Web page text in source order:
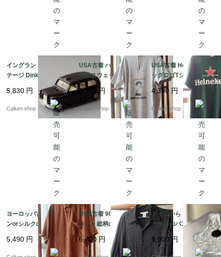
イングランド製 ヴィン
テージ Dinky Toys AU
STIN TAXI ディンキー
トイズ オースチンタク
シー ミニカー アンティ
ーク_260731 ig4992
5,830 円
Callum shop
USA古着 ハーフジップ
半袖スウェットシャツ
メンズS-Mくらい ボデ
ィビルクラブプリント
アメリカ オールド古着
_260805 if1044
6,380 円
Callum shop
USA古着 Heineken ビ
ッグロゴTシャツ sizeL
メンズ グリーン ハイネ
ケン アメリカ オールド
古着 if1043
4,390 円
Callum shop
ヨーロッパ古着 レーヨ
ンorシルクの半袖ボタ
ンダウンシャツ メンズ
Lくらい ブラウン ヴィ
ンテージ ダメージ古着
5,490 円
USA古着 90's頃 ブラ
ックｘ総柄のレーヨン
半袖シャツ sizeL メン
ズ アメリカ ヴィンテー
ジ オールド古着_2608
6,700 円
ドイツから クリスタル
ガラスのバスケット型
トレー ボヘミアグラス
を彷彿 24%PbO トレイ
アンティーク ヴィンテ
8,900円